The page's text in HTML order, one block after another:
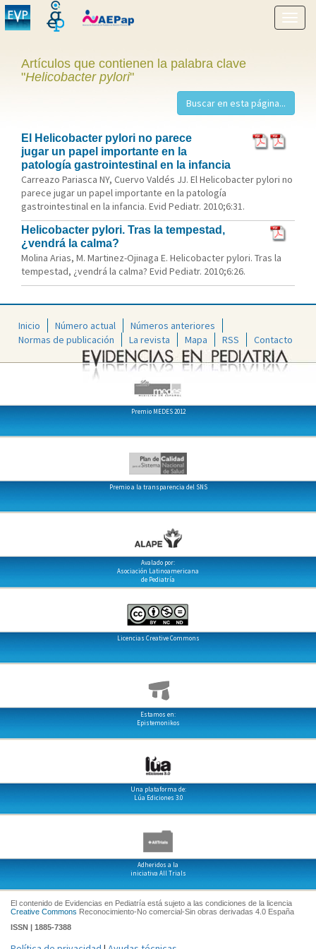
menú
Artículos que contienen la palabra clave
"Helicobacter pylori"
El Helicobacter pylori no parece
jugar un papel importante en la
patología gastrointestinal en la infancia
Carreazo Pariasca NY, Cuervo Valdés JJ. El Helicobacter pylori no
parece jugar un papel importante en la patología
gastrointestinal en la infancia. Evid Pediatr. 2010;6:31.
Helicobacter pylori. Tras la tempestad,
¿vendrá la calma?
Molina Arias, M. Martinez-Ojinaga E. Helicobacter pylori. Tras la
tempestad, ¿vendrá la calma? Evid Pediatr. 2010;6:26.
Inicio Número actual
Números anteriores
Normas de publicación
La revista Mapa RSS Contacto
Premio MEDES 2012
Premio a la transparencia del SNS
Avalado por:
Asociación Latinoamericana
de Pediatría
Licencias Creative Commons
Estamos en:
Epistemonikos
Una plataforma de:
Lúa Ediciones 3.0
Adheridos a la
iniciativa All Trials
El contenido de Evidencias en Pediatría está sujeto a las condiciones de la licencia
Creative Commons Reconocimiento-No comercial-Sin obras derivadas 4.0 España
ISSN | 1885-7388